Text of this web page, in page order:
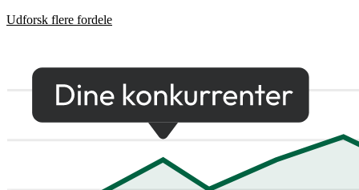
Udforsk flere fordele